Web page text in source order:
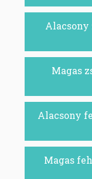
Magas
Alacsony
Magas